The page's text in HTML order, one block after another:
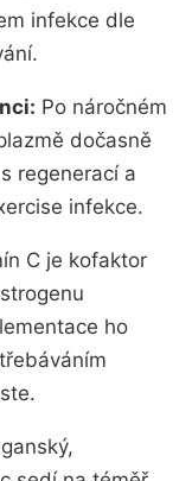
infekce dle
Po náročném
dočasně
regenerací a
infekce.
C je kofaktor
ho